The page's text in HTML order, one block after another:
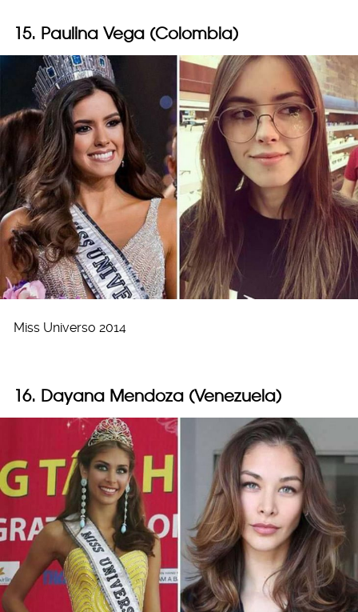
15. Paulina Vega (Colombia)
Miss Universo 2014
16. Dayana Mendoza (Venezuela)